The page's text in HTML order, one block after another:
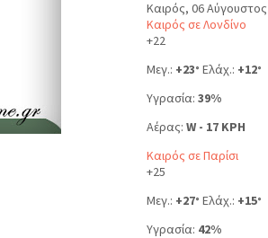
Καιρός, 06 Αύγουστος
Καιρός σε Λονδίνο
+22
Μεγ.: +23° Ελάχ.: +12°
Υγρασία: 39%
Αέρας: W - 17 KPH
Καιρός σε Παρίσι
+25
Μεγ.: +27° Ελάχ.: +15°
Υγρασία: 42%